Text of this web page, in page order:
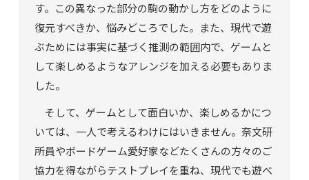
す。この異なった部分の駒の動かし方をどのように
復元すべきか、悩みどころでした。また、現代で遊
ぶためには事実に基づく推測の範囲内で、ゲームと
して楽しめるようなアレンジを加える必要もありま
した。
そして、ゲームとして面白いか、楽しめるかにつ
いては、一人で考えるわけにはいきません。奈文研
所員やボードゲーム愛好家などたくさんの方々のご
協力を得ながらテストプレイを重ね、現代でも遊べ